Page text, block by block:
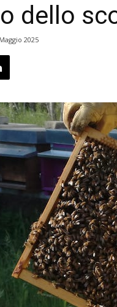
dello
2025